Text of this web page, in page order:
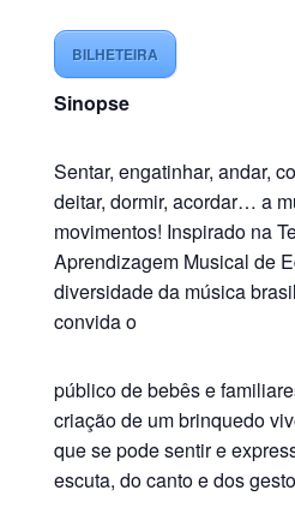
BILHETEIRA
Sinopse
Sentar, engatinhar, andar,
deitar, dormir, acordar… a
movimentos! Inspirado na
Aprendizagem Musical de
diversidade da música
convida o
público de bebês e
criação de um brinquedo
que se pode sentir e
escuta, do canto e dos